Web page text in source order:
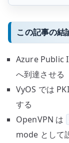
この記事の結
Azure Public
へ到達させる
VyOS では
する
OpenVPN は
mode として